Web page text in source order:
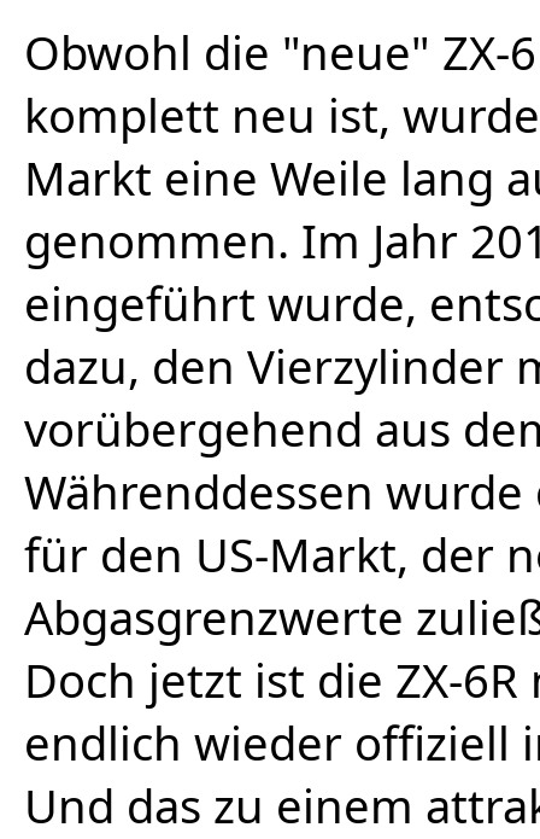
Obwohl die "neue" ZX-
komplett neu ist,
Markt eine Weile lang
genommen. Im Jahr
eingeführt wurde,
dazu, den Vierzylinder
vorübergehend aus
Währenddessen
für den US-Markt, der
Abgasgrenzwerte
Doch jetzt ist die ZX-
endlich wieder offiziell
Und das zu einem